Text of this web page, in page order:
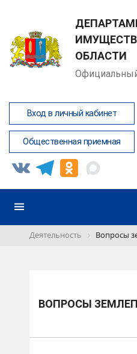
ОБЛАСТИ
Вход в личный кабинет
Общественная приемная
Деятельность Вопросы
ВОПРОСЫ